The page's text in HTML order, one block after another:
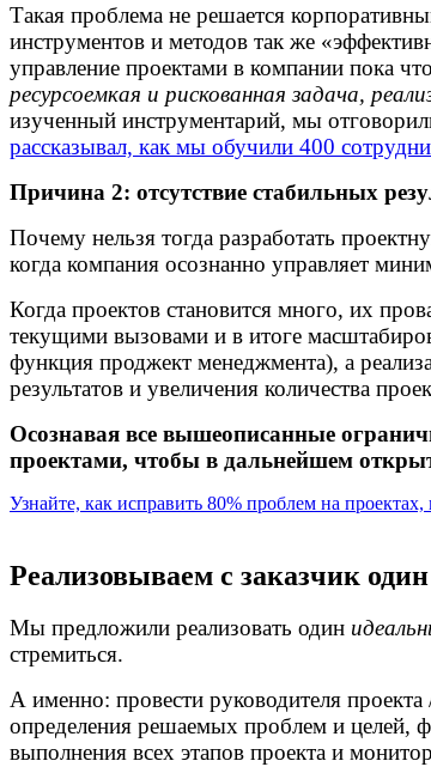
Такая проблема не решается
инструментов и методов так же
управление проектами в компании пока
ресурсоемкая и рискованная задача,
изученный инструментарий, мы
рассказывал, как мы обучили 400
Причина 2: отсутствие стабильных
Почему нельзя тогда разработать
когда компания осознанно управляет
Когда проектов становится много, их
текущими вызовами и в итоге
функция проджект менеджмента), а
результатов и увеличения количества
Осознавая все вышеописанные
проектами, чтобы в дальнейшем
Узнайте, как исправить 80% проблем на
Реализовываем с заказчик
Мы предложили реализовать один
стремиться.
А именно: провести руководителя
определения решаемых проблем и целей,
выполнения всех этапов проекта и